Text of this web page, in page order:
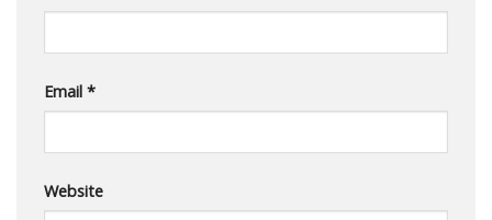
Email *
Website